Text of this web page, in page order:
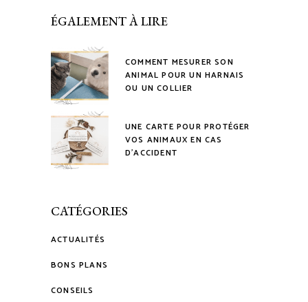
ÉGALEMENT À LIRE
COMMENT MESURER SON
ANIMAL POUR UN HARNAIS
OU UN COLLIER
UNE CARTE POUR PROTÉGER
VOS ANIMAUX EN CAS
D’ACCIDENT
CATÉGORIES
ACTUALITÉS
BONS PLANS
CONSEILS